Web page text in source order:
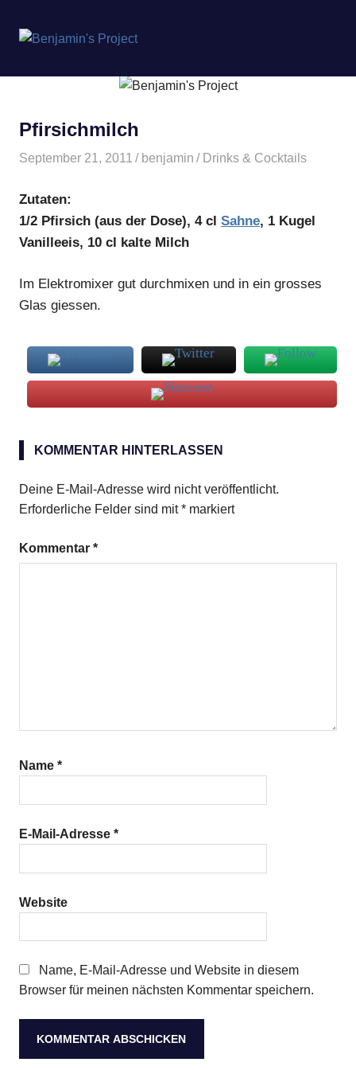
springen
Project
Pfirsichmilch
September 21, 2011 benjamin Drinks & Cocktails
Zutaten:
1/2 Pfirsich (aus der Dose), 4 cl Sahne, 1 Kugel
Vanilleeis, 10 cl kalte Milch
Im Elektromixer gut durchmixen und in ein grosses
Glas giessen.
Pfirsich
KOMMENTAR HINTERLASSEN
Deine E-Mail-Adresse wird nicht veröffentlicht.
Erforderliche Felder sind mit* markiert
Kommentar *
Name *
E-Mail-Adresse *
Website
Name, E-Mail-Adresse und Website in diesem
Browser für meinen nächsten Kommentar speichern.